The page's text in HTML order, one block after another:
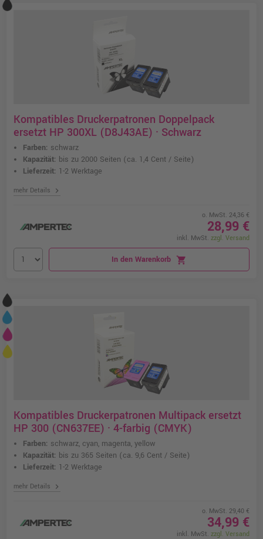
Kompatibles Druckerpatronen Doppelpack
ersetzt HP 300XL (D8J43AE) · Schwarz
Farben: schwarz
Kapazität: bis zu 2000 Seiten (ca. 1,4 Cent / Seite)
Lieferzeit: 1-2 Werktage
mehr Details chevron_right
o. MwSt. 24,36 €
28,99 €
inkl. MwSt. zzgl. Versand
In den Warenkorb shopping_cart
Kompatibles Druckerpatronen Multipack ersetzt
HP 300 (CN637EE) · 4-farbig (CMYK)
Farben: schwarz, cyan, magenta, yellow
Kapazität: bis zu 365 Seiten (ca. 9,6 Cent / Seite)
Lieferzeit: 1-2 Werktage
mehr Details chevron_right
o. MwSt. 29,40 €
34,99 €
inkl. MwSt. zzgl. Versand